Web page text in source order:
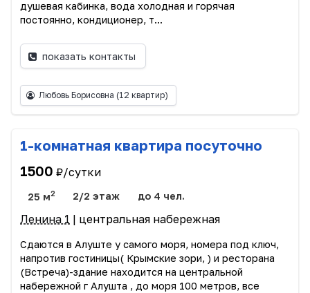
душевая кабинка, вода холодная и горячая
постоянно, кондиционер, т...
показать контакты
Любовь Борисовна (12 квартир)
1-комнатная квартира посуточно
1500 ₽/сутки
25 м2 2/2 этаж до 4 чел.
Ленина 1 | центральная набережная
Сдаются в Алуште у самого моря, номера под ключ,
напротив гостиницы( Крымские зори, ) и ресторана
(Встреча)-здание находится на центральной
набережной г Алушта , до моря 100 метров, все